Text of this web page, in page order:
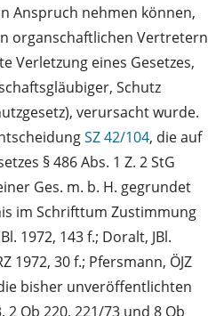
Anspruch nehmen können,
organschaftlichen Vertretern
Verletzung eines Gesetzes,
Schutz
verursacht wurde.
SZ 42/104, die auf
§ 486 Abs. 1 Z. 2 StG
Ges. m. b. H. gegrundet
im Schrifttum Zustimmung
1972, 143 f.; Doralt, JBl.
1972, 30 f.; Pfersmann, ÖJZ
bisher unveröffentlichten
2 Ob 220, 221/73 und 8 Ob